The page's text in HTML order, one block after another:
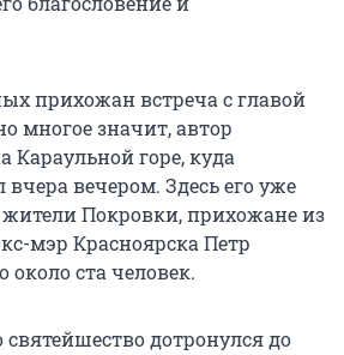
прихожан встреча с главой
многое значит, автор
Караульной горе, куда
вечером. Здесь его уже
Покровки, прихожане из
мэр Красноярска Петр
ста человек.
святейшество дотронулся до